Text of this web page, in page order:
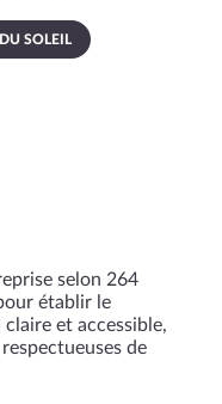
SOLEIL
selon 264
établir le
et accessible,
de